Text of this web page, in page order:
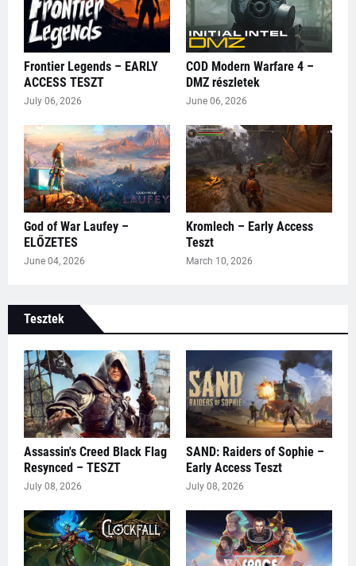
Frontier Legends – EARLY
ACCESS TESZT
July 06, 2026
COD Modern Warfare 4 –
DMZ részletek
June 06, 2026
God of War Laufey –
ELŐZETES
June 04, 2026
Kromlech – Early Access
Teszt
March 10, 2026
Tesztek
Assassin's Creed Black Flag
Resynced – TESZT
July 08, 2026
SAND: Raiders of Sophie –
Early Access Teszt
July 08, 2026